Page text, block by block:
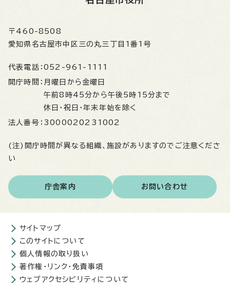
〒460-8508
愛知県名古屋市中区三の丸三丁目1番1号
代表電話： 052-961-1111
開庁時間： 月曜日から金曜日
午前8時45分から午後5時15分まで
休日・祝日・年末年始を除く
法人番号： 3000020231002
(注)開庁時間が異なる組織、施設がありますのでご注意くださ
い
庁舎案内 お問い合わせ
サイトマップ
このサイトについて
個人情報の取り扱い
著作権・リンク・免責事項
ウェブアクセシビリティについて